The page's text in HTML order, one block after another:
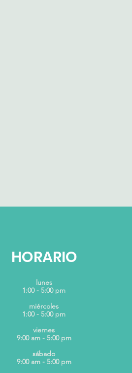
HORARIO
lunes
1:00 - 5:00 pm
miércoles
1:00 - 5:00 pm
viernes
9:00 am - 5:00 pm
sábado
9:00 am - 5:00 pm